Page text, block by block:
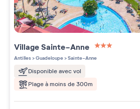
VillageSainte-Anne
3 étoiles sur 5
Antilles>Guadeloupe>Sainte-Anne
Disponible avec vol
Plage à moins de 300m